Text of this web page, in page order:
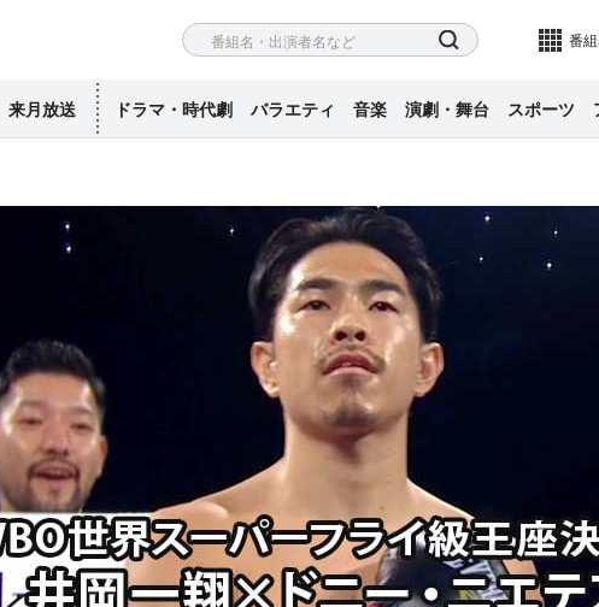
検索 番
来月放送 ドラマ・時代劇 バラエティ 音楽 演劇・舞台 スポーツ